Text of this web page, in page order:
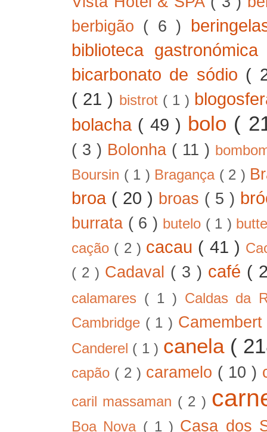
berbigão ( 6 )
biblioteca
bicarbonato de sódio (
( 21 ) bistrot ( 1 )
bolacha ( 49 ) bolo (
( 3 ) Bolonha ( 11 )
Boursin ( 1 ) Bragança ( 2 )
broa ( 20 ) broas ( 5 )
burrata ( 6 ) butelo ( 1 )
cação ( 2 ) cacau ( 41 )
( 2 ) Cadaval ( 3 ) café (
calamares ( 1 ) Caldas da
Cambridge ( 1 )
Canderel ( 1 ) canela (
capão ( 2 ) caramelo ( 10 )
caril massaman ( 2 )
Boa Nova ( 1 ) Casa dos